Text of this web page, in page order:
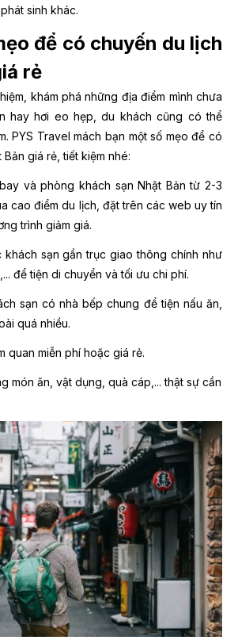
sinh khác.
để có chuyến du lịch
rẻ
khám phá những địa điểm mình chưa
hay hơi eo hẹp, du khách cũng có thể
PYS Travel mách bạn một số mẹo để có
giá rẻ, tiết kiệm nhé:
và phòng khách sạn Nhật Bản từ 2-3
cao điểm du lịch, đặt trên các web uy tín
trình giảm giá.
sạn gần trục giao thông chính như
để tiện di chuyển và tối ưu chi phí.
sạn có nhà bếp chung để tiện nấu ăn,
quá nhiều.
quan miễn phí hoặc giá rẻ.
món ăn, vật dụng, quà cáp,... thật sự cần